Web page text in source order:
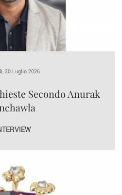
20 Luglio 2026
Secondo Anurak